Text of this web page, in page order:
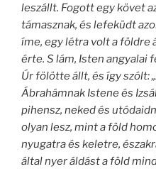
leszállt. Fogott egy követ
támasznak, és lefeküdt
íme, egy létra volt a földre
érte. S lám, Isten angyalai
Úr fölötte állt, és így szólt:
Ábrahámnak Istene és
pihensz, neked és
olyan lesz, mint a föld
nyugatra és keletre,
által nyer áldást a föld